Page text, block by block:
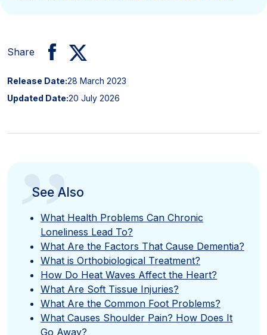
Share
Release Date:28 March 2023
Updated Date:20 July 2026
”
See Also
What Health Problems Can Chronic
Loneliness Lead To?
What Are the Factors That Cause Dementia?
What is Orthobiological Treatment?
How Do Heat Waves Affect the Heart?
What Are Soft Tissue Injuries?
What Are the Common Foot Problems?
What Causes Shoulder Pain? How Does It
Go Away?